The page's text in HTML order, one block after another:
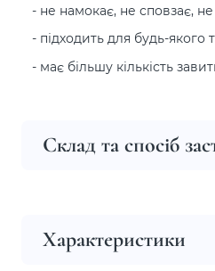
- не намокає, не сповзає, не
- підходить для будь-якого
- має більшу кількість
Склад та спосіб
Характеристики